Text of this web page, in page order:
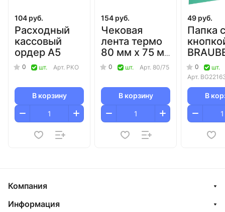
104 руб.
Расходный
кассовый
ордер А5
0 шт. Арт. РКО
В корзину
154 руб.
Чековая
лента термо
80 мм х 75 м
х 12 мм
(диаметр 70
мм)/60
0 шт. Арт. 80/75
В корзину
49 руб.
Папка с
0
шт.
Арт.
В
Компания
Информация